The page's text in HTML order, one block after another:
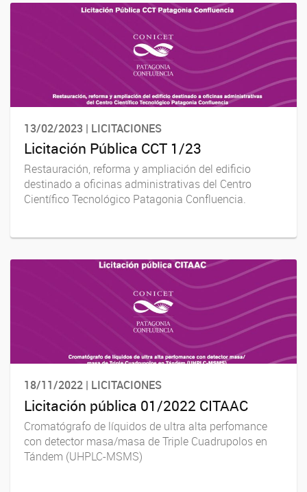
13/02/2023 | LICITACIONES
Licitación Pública CCT 1/23
Restauración, reforma y ampliación del edificio
destinado a oficinas administrativas del Centro
Científico Tecnológico Patagonia Confluencia.
18/11/2022 | LICITACIONES
Licitación pública 01/2022 CITAAC
Cromatógrafo de líquidos de ultra alta perfomance
con detector masa/masa de Triple Cuadrupolos en
Tándem (UHPLC-MSMS)